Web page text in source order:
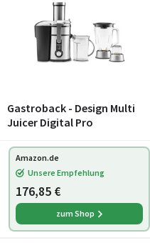
Gastroback - Design Multi
Juicer Digital Pro
Amazon.de
Unsere Empfehlung
176,85 €
zum Shop